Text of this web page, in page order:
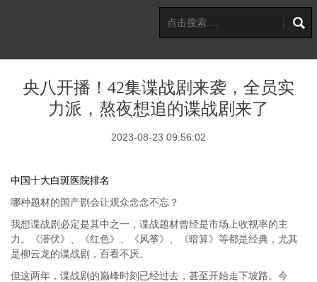
央八开播！42集谍战剧来袭，全员实
力派，熬夜想追的谍战剧来了
2023-08-23 09:56:02
中国十大白斑医院排名
哪种题材的国产剧会让观众念念不忘？
我想谍战剧必定是其中之一，谍战题材曾经是市场上收视率的主
力。《潜伏》、《红色》、《风筝》、《暗算》等都是经典，尤其
是柳云龙的谍战剧，百看不厌。
但这两年，谍战剧的巅峰时刻已经过去，甚至开始走下坡路。今